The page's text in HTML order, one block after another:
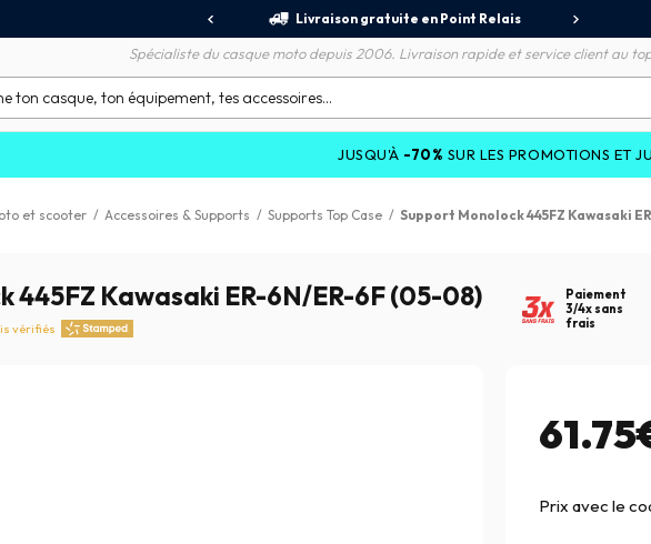
Livraison gratuite en Point Relais
Spécialiste du casque moto depuis 2006. Livraison rapide et service client au
-70%SUR LES PROMOTIONS ET JUSQU'À-
et scooter / Accessoires & Supports / Supports Top Case / Support Monolock 445FZ Kawasaki
445FZ Kawasaki ER-6N/ER-6F (05-08)
vérifiés
Paiement
3/4x sans
frais
Prix avec le